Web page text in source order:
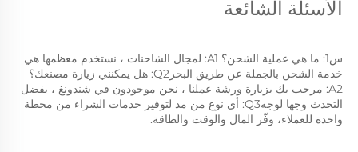
الأسئلة الشائعة
واحدة للعملاء، وفّر المال والوقت والطاقة.